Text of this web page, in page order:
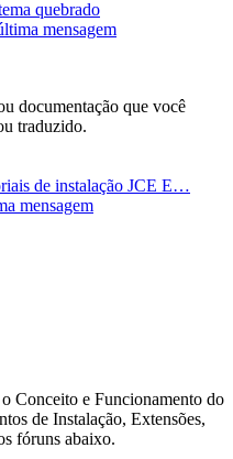
quebrado
mensagem
documentação que você
traduzido.
de instalação JCE E…
mensagem
Conceito e Funcionamento do
de Instalação, Extensões,
fóruns abaixo.